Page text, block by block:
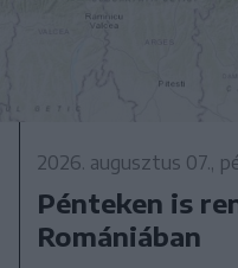
2026. augusztus 07.,
Pénteken is
Romániában